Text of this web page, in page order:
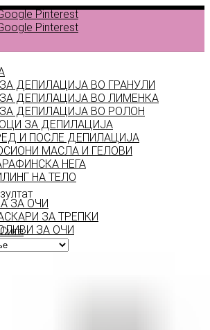
Pinterest
Pinterest
ДЕПИЛАЦИЈА ВО ГРАНУЛИ
ДЕПИЛАЦИЈА ВО ЛИМЕНКА
ДЕПИЛАЦИЈА ВО РОЛОН
ЗА ДЕПИЛАЦИЈА
И ПОСЛЕ ДЕПИЛАЦИЈА
МАСЛА И ГЕЛОВИ
НЕГА
НА ТЕЛО
ЗА ОЧИ
ЗА ТРЕПКИ
ЗА ОЧИ
ЗА ОЧИ
ЗА ОЧИ
Сите